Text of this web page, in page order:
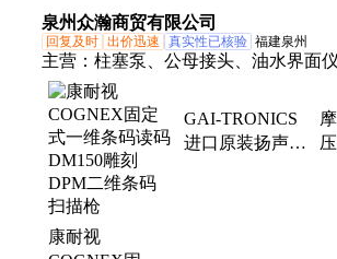
售
泉州众瀚商贸有限公司
回复及时 出价迅速 真实性已核验 福建泉州
主营： 柱塞泵、公母接头、油水界面
COGNEX、派克液压马达、输入输出
兰、威尔顿、IEC滑环
康耐视
GAI-TRONICS
进口原装扬声器